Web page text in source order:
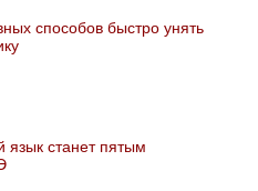
способов быстро унять
язык станет пятым